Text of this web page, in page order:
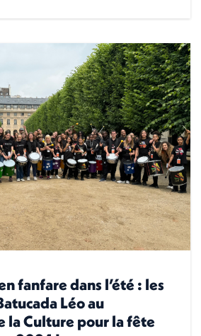
fanfare dans l’été : les
Léo au
la Culture pour la fête